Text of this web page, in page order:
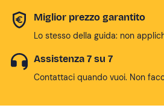
Miglior prezzo garantito
Lo stesso della guida: non
Assistenza 7 su 7
Contattaci quando vuoi. Non